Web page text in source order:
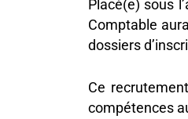
Placé(e) sous
Comptable
dossiers
Ce
compétences